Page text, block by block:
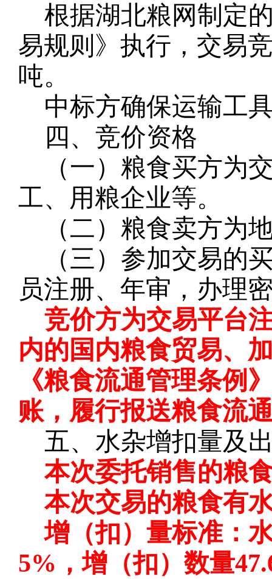
根据湖北粮网制定
易规则》执行，交易
吨。
中标方确保运输工
四、竞价资格
（一）粮食买方为
工、用粮企业等。
（二）粮食卖方为
（三）参加交易的
员注册、年审，办理
竞价方为交易平台
内的国内粮食贸易、
《粮食流通管理条例
账，履行报送粮食流
五、水杂增扣量及
本次委托销售的粮
本次交易的粮食有
增（扣）量标准：
5%，增（扣）数量